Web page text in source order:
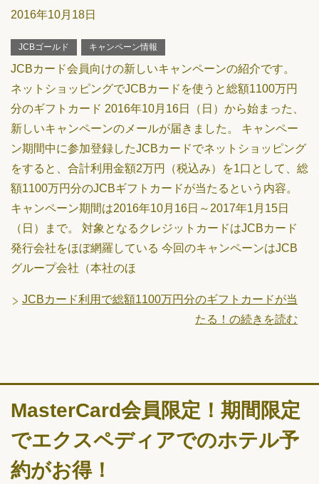
2016年10月18日
JCBゴールド キャンペーン情報
JCBカード会員向けの新しいキャンペーンの紹介です。
ネットショッピングでJCBカードを使うと総額1100万円
分のギフトカード 2016年10月16日（日）から始まった、
新しいキャンペーンのメールが届きました。 キャンペー
ン期間中に参加登録したJCBカードでネットショッピング
をすると、合計利用金額2万円（税込み）を1口として、総
額1100万円分のJCBギフトカードが当たるという内容。
キャンペーン期間は2016年10月16日～2017年1月15日
（日）まで。 対象となるクレジットカードはJCBカード
発行会社をほぼ網羅している 今回のキャンペーンはJCB
グループ会社（本社のほ
JCBカード利用で総額1100万円分のギフトカードが当
たる！の続きを読む
MasterCard会員限定！期間限定
でエクスペディアでのホテル予
約がお得！